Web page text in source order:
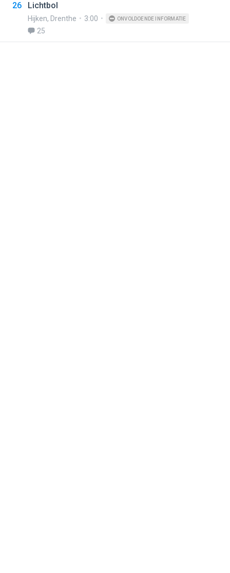
26 Lichtbol
Hijken, Drenthe 3:00 ONVOLDOENDE INFORMATIE
25